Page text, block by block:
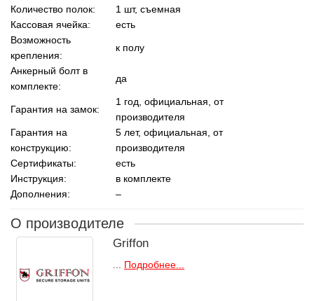
Количество полок:
1 шт, cъемная
Кассовая ячейка:
есть
Возможность
крепления:
к полу
Анкерный болт в
комплекте:
да
Гарантия на замок:
1 год, официальная, от
производителя
Гарантия на
конструкцию:
5 лет, официальная, от
производителя
Сертификаты:
есть
Инструкция:
в комплекте
Дополнения:
–
О производителе
Griffon
Подробнее...